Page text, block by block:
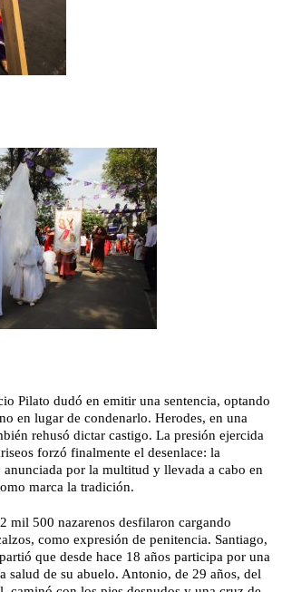
Pilato dudó en emitir una sentencia, optando
en lugar de condenarlo. Herodes, en una
rehusó dictar castigo. La presión ejercida
forzó finalmente el desenlace: la
por la multitud y llevada a cabo en
marca la tradición.
mil 500 nazarenos desfilaron cargando
como expresión de penitencia. Santiago,
que desde hace 18 años participa por una
salud de su abuelo. Antonio, de 29 años, del